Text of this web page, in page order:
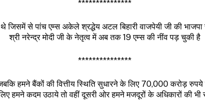
***************
से पांच एम्स अकेले श्रद्धेय अटल बिहारी वाजपेयी जी की भाजपा
श्री नरेन्द्र मोदी जी के नेतृत्व में अब तक 19 एम्स की नींव पड़ चुकी है
***************
हमने बैंकों की वित्तीय स्थिति सुधारने के लिए 70,000 करोड़
हमने कदम उठाये तो वहीं दूसरी ओर हमने मजदूरों के अधिकारों की भी